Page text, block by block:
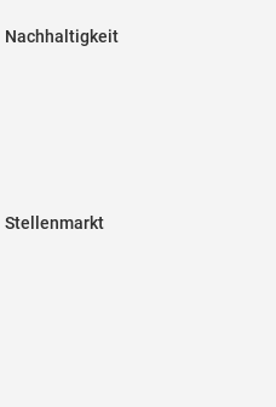
Nachhaltigkeit
Stellenmarkt